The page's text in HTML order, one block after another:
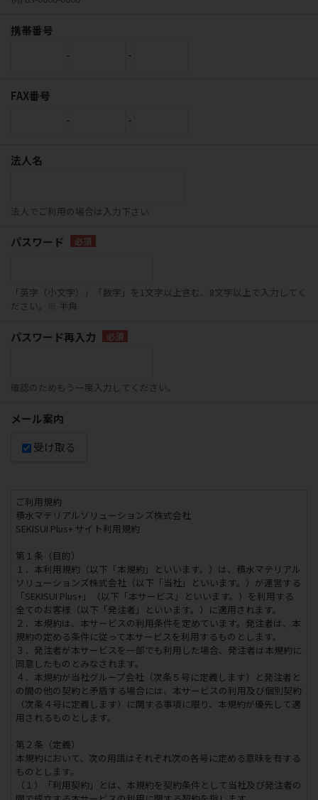
携帯番号
-
-
FAX番号
-
-
法人名
法人でご利用の場合は入力下さい
パスワード
「英字（小文字）」「数字」を1文字以上含む、8文字以上で入力してく
ださい。※ 半角
パスワード再入力
確認のためもう一度入力してください。
メール案内
受け取る
ご利用規約
積水マテリアルソリューションズ株式会社
SEKISUI Plus+ サイト利用規約
第１条（目的）
１．本利用規約（以下「本規約」といいます。）は、積水マテリアル
ソリューションズ株式会社（以下「当社」といいます。）が運営する
「SEKISUI Plus+」（以下「本サービス」といいます。）を利用する
全てのお客様（以下「発注者」といいます。）に適用されます。
２．本規約は、本サービスの利用条件を定めています。発注者は、本
規約の定める条件に従って本サービスを利用するものとします。
３．発注者が本サービスを一部でも利用した場合、発注者は本規約に
同意したものとみなされます。
４．本規約が当社グループ会社（次条５号に定義します）と発注者と
の間の他の契約と矛盾する場合には、本サービスの利用及び個別契約
（次条４号に定義します）に関する事項に限り、本規約が優先して適
用されるものとします。
第２条（定義）
本規約において、次の用語はそれぞれ次の各号に定める意味を有する
ものとします。
（１）「利用契約」とは、本規約を契約条件として当社及び発注者の